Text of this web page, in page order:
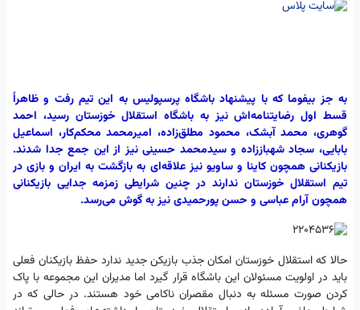
به جز بیفوما که با پیشنهاد باشگاه پرسپولیس به این تیم رفت و ظاهراً
قسط اول رضایتنامه‌اش نیز به باشگاه استقلال خوزستان رسید، احمد
گوهری، محمد آبشک، محمود مطلق‌زاده، امیرمحمد محکم‌کار، اسماعیل
بابایی، سجاد شهباززاده و سیدمحمد حسینی نیز از این جمع جدا شدند.
بازیکنانی همچون کاینا و ساویو نیز علاقه‌ای به بازگشت به ایران و بازی در
تیم استقلال خوزستان ندارند در چنین شرایطی زمزمه جدایی بازیکنانی
همچون آرام عباسی و حسن پورحمیدی نیز به گوش می‌رسد.
حالا که استقلال خوزستان امکان جذب بازیکن جدید ندارد حفظ بازیکنان فعلی
باید در اولویت مسئولان این باشگاه قرار گیرد اما مدیران این مجموعه با پاک
کردن صورت مسئله به دنبال مقصران ناکامی خود هستند. در حالی که در